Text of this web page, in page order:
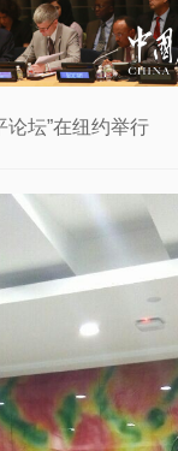
论坛”在纽约举行